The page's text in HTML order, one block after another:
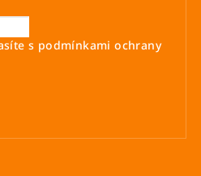
s podmínkami ochrany